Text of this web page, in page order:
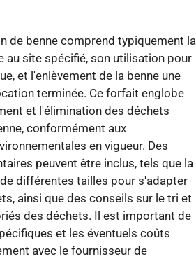
de benne comprend typiquement la
au site spécifié, son utilisation pour
et l'enlèvement de la benne une
terminée. Ce forfait englobe
et l'élimination des déchets
conformément aux
en vigueur. Des
peuvent être inclus, tels que la
différentes tailles pour s'adapter
ainsi que des conseils sur le tri et
des déchets. Il est important de
et les éventuels coûts
avec le fournisseur de